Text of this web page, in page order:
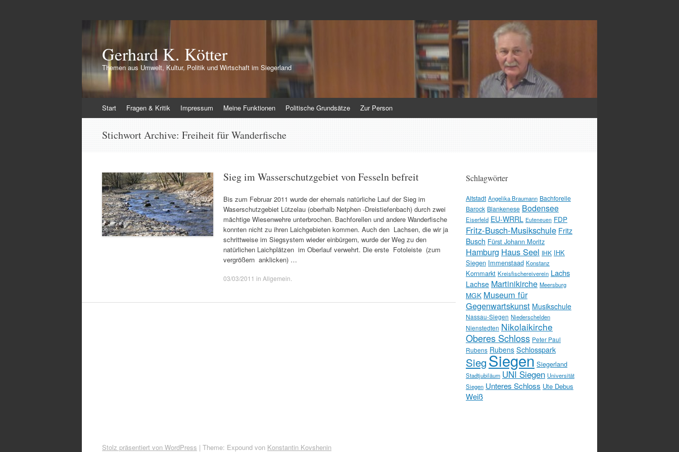
Gerhard K. Kötter
Themen aus Umwelt, Kultur, Politik und Wirtschaft im Siegerland
Inhalt
Start Fragen & Kritik Impressum Meine Funktionen Politische Grundsätze Zur Person
Stichwort Archive: Freiheit für Wanderfische
Sieg im Wasserschutzgebiet von Fesseln befreit
Bis zum Februar 2011 wurde der ehemals natürliche Lauf der Sieg im
Waserschutzgebiet Lützelau (oberhalb Netphen -Dreistiefenbach) durch zwei
mächtige Wiesenwehre unterbrochen. Bachforellen und andere Wanderfische
konnten nicht zu ihren Laichgebieten kommen. Auch den Lachsen, die wir ja
schrittweise im Siegsystem wieder einbürgern, wurde der Weg zu den
natürlichen Laichplätzen im Oberlauf verwehrt. Die erste Fotoleiste (zum
vergrößern anklicken) …
03/03/2011 in Allgemein
Schlagwörter
Altstadt Angelika Braumann Bachforelle
Barock Blankenese Bodensee
Eiserfeld EU-WRRL Euteneuen FDP
Fritz-Busch-Musikschule Fritz
Busch Fürst Johann Moritz
Hamburg Haus Seel IHK IHK
Siegen Immenstaad Konstanz
Kornmarkt Kreisfischereiverein Lachs
Lachse Martinikirche Meersburg
MGK Museum für
Gegenwartskunst Musikschule
Nassau-Siegen Niederschelden
Nienstedten Nikolaikirche
Oberes Schloss Peter Paul
Rubens Rubens Schlosspark
Sieg Siegen Siegerland
Stadtjubiläum UNI Siegen Universität
Siegen Unteres Schloss Ute Debus
Weiß
Stolz präsentiert von WordPress | Theme: Expound von Konstantin Kovshenin